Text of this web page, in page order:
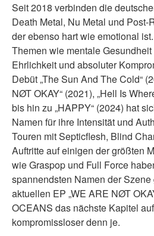
Seit 2018 verbinden die
Death Metal, Nu Metal und Post-
der ebenso hart wie emotional
Themen wie mentale
Ehrlichkeit und absoluter
Debüt „The Sun And The Cold“
NØT OKAY“ (2021), „Hell Is
bis hin zu „HAPPY“ (2024) hat
Namen für ihre Intensität und
Touren mit Septicflesh, Blind
Auftritte auf einigen der größten
wie Graspop und Full Force
spannendsten Namen der
aktuellen EP „WE ARE NØT
OCEANS das nächste Kapitel
kompromissloser denn je.